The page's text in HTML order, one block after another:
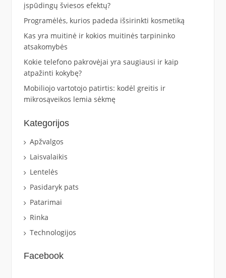
įspūdingų šviesos efektų?
Programėlės, kurios padeda išsirinkti kosmetiką
Kas yra muitinė ir kokios muitinės tarpininko
atsakomybės
Kokie telefono pakrovėjai yra saugiausi ir kaip
atpažinti kokybę?
Mobiliojo vartotojo patirtis: kodėl greitis ir
mikrosąveikos lemia sėkmę
Kategorijos
Apžvalgos
Laisvalaikis
Lentelės
Pasidaryk pats
Patarimai
Rinka
Technologijos
Facebook